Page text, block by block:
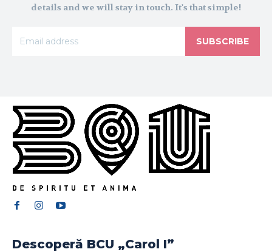
details and we will stay in touch. It's that simple!
SUBSCRIBE
Descoperă BCU „Carol I”